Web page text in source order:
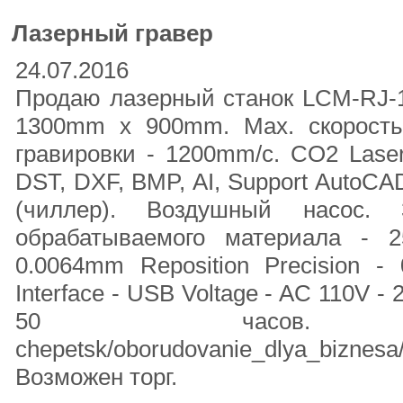
Лазерный гравер
24.07.2016
Продаю лазерный станок LCM-
1300mm x 900mm. Max.
гравировки - 1200mm/с. CO2
DST, DXF, BMP, AI, Support
(чиллер). Воздушный
обрабатываемого материала
0.0064mm Reposition Precision
Interface - USB Voltage - AC 110V -
50 часов. https://
chepetsk/
Возможен торг.